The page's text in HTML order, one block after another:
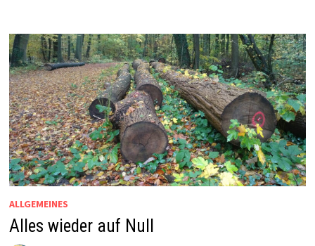
ALLGEMEINES
Alles wieder auf Null